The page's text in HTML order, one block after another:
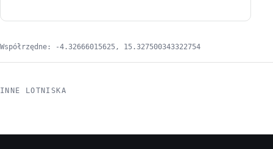
Współrzędne: -4.32666015625, 15.327500343322754
INNE LOTNISKA